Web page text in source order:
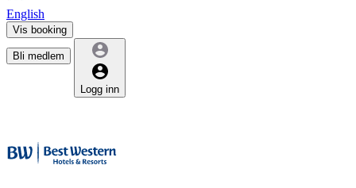
English
Vis booking
Bli medlem
Logg inn